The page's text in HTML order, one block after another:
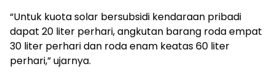
“Untuk kuota solar bersubsidi kendaraan pribadi
dapat 20 liter perhari, angkutan barang roda empat
30 liter perhari dan roda enam keatas 60 liter
perhari,” ujarnya.